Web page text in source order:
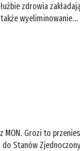
zdrowia
wyeliminowanie...
MON. Grozi to
Stanów